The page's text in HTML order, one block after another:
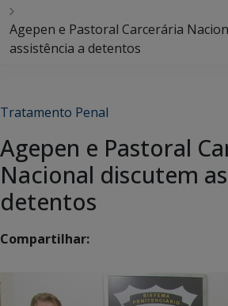
Agepen e Pastoral Carcerária
assistência a detentos
Tratamento Penal
Agepen e Pastoral
Nacional discutem
detentos
Compartilhar: